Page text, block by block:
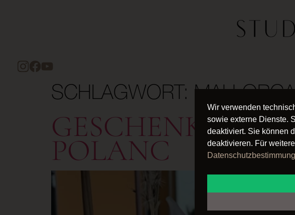
SCHLAGWORT:
GESCHENK-
POLANC
Wir verwenden
sowie externe Dienste.
deaktiviert. Sie können
deaktivieren. Für